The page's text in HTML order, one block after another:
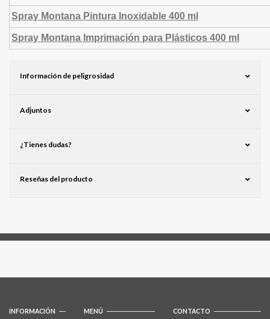
Spray Montana Pintura Inoxidable 400 ml
Spray Montana Imprimación para Plásticos 400 ml
Información de peligrosidad
Adjuntos
¿Tienes dudas?
Reseñas del producto
INFORMACIÓN MENÚ CONTACTO